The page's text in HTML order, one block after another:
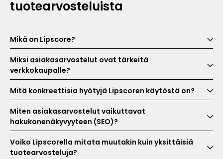
tuotearvosteluista
Mikä on Lipscore?
Miksi asiakasarvostelut ovat tärkeitä
verkkokaupalle?
Mitä konkreettisia hyötyjä Lipscoren käytöstä on?
Miten asiakasarvostelut vaikuttavat
hakukonenäkyvyyteen (SEO)?
Voiko Lipscorella mitata muutakin kuin yksittäisiä
tuotearvosteluja?